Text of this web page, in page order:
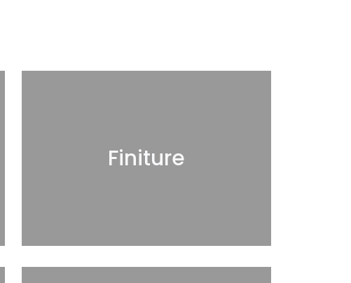
Finiture